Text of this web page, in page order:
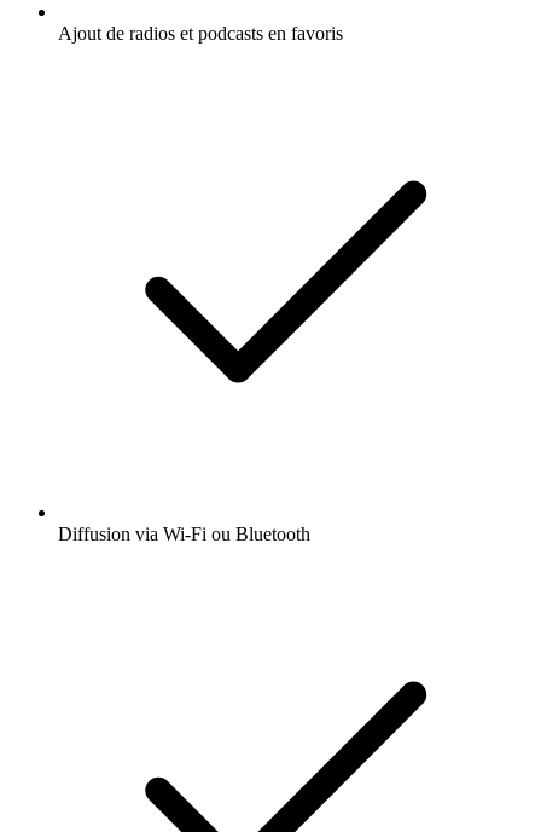
Ajout de radios et podcasts en favoris
Diffusion via Wi-Fi ou Bluetooth